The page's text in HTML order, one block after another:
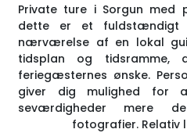
Private ture i Sorgun med
dette er et
nærværelse af en lokal
tidsplan og
feriegæsternes ønske.
giver dig mulighed for
seværdigheder mere
fotografier. Relativ